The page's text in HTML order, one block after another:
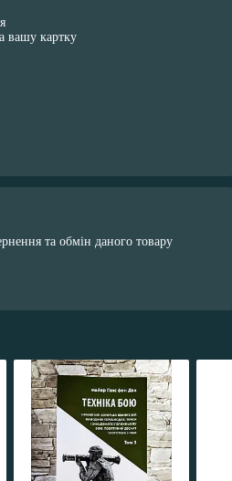
вашу картку
та обмін даного товару